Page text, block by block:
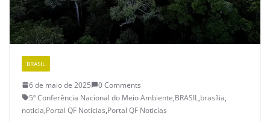
BRASIL
6 de maio de 2025
0 Comments
5ª Conferência Nacional do Meio Ambiente,BRASIL,brasília,
noticia,Portal QF Notícias,Portal QF Noticías